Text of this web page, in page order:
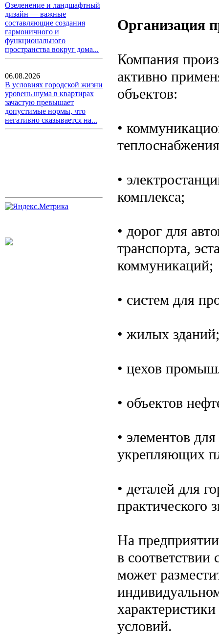
Озеленение и ландшафтный
дизайн — важные
составляющие создания
гармоничного и
функционального
пространства вокруг дома...
06.08.2026
В условиях городской жизни
уровень шума в квартирах
зачастую превышает
допустимые нормы, что
негативно сказывается на...
Организация
Компания
активно
объектов:
•
•
комплекса;
• дорог для
транспорта,
коммуникаций;
• систем для
• жилых зданий;
• цехов
• объектов
• элементов
укрепляющих
• деталей для
практического
На
в
может
условий.